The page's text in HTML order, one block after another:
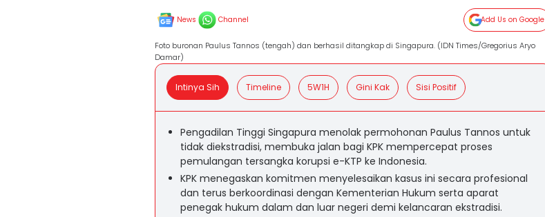
News Channel Add Us on Google
Foto buronan Paulus Tannos (tengah) dan berhasil ditangkap di Singapura. (IDN Times/Gregorius Aryo
Damar)
Intinya Sih Timeline 5W1H Gini Kak Sisi Positif
Pengadilan Tinggi Singapura menolak permohonan Paulus Tannos untuk
tidak diekstradisi, membuka jalan bagi KPK mempercepat proses
pemulangan tersangka korupsi e-KTP ke Indonesia.
KPK menegaskan komitmen menyelesaikan kasus ini secara profesional
dan terus berkoordinasi dengan Kementerian Hukum serta aparat
penegak hukum dalam dan luar negeri demi kelancaran ekstradisi.